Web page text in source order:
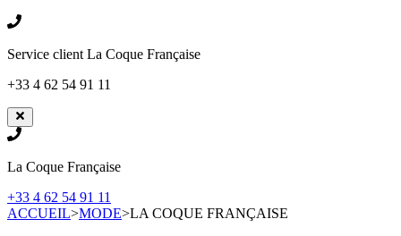
Service client La Coque Française
+33 4 62 54 91 11
La Coque Française
+33 4 62 54 91 11
ACCUEIL>MODE>LA COQUE FRANÇAISE